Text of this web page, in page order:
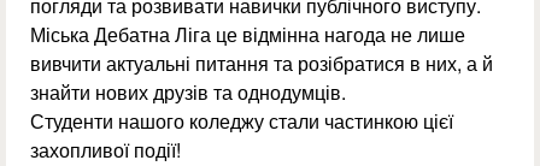
погляди та розвивати навички публічного виступу.
Міська Дебатна Ліга це відмінна нагода не лише
вивчити актуальні питання та розібратися в них, а й
знайти нових друзів та однодумців.
Студенти нашого коледжу стали частинкою цієї
захопливої події!